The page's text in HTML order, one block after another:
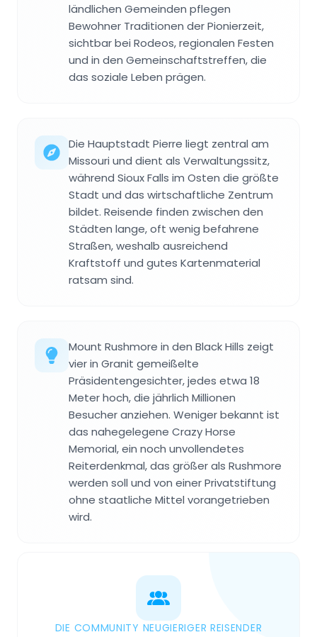
ländlichen Gemeinden pflegen
Bewohner Traditionen der Pionierzeit,
sichtbar bei Rodeos, regionalen Festen
und in den Gemeinschaftstreffen, die
das soziale Leben prägen.
Die Hauptstadt Pierre liegt zentral am
Missouri und dient als Verwaltungssitz,
während Sioux Falls im Osten die größte
Stadt und das wirtschaftliche Zentrum
bildet. Reisende finden zwischen den
Städten lange, oft wenig befahrene
Straßen, weshalb ausreichend
Kraftstoff und gutes Kartenmaterial
ratsam sind.
Mount Rushmore in den Black Hills zeigt
vier in Granit gemeißelte
Präsidentengesichter, jedes etwa 18
Meter hoch, die jährlich Millionen
Besucher anziehen. Weniger bekannt ist
das nahegelegene Crazy Horse
Memorial, ein noch unvollendetes
Reiterdenkmal, das größer als Rushmore
werden soll und von einer Privatstiftung
ohne staatliche Mittel vorangetrieben
wird.
DIE COMMUNITY NEUGIERIGER REISENDER